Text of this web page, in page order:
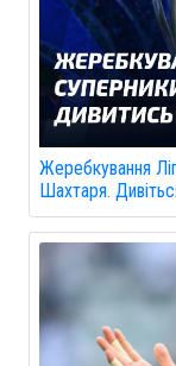
Жеребкування
Шахтаря.